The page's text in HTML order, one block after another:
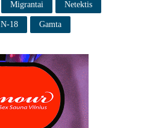
Migrantai Netektis
N-18 Gamta